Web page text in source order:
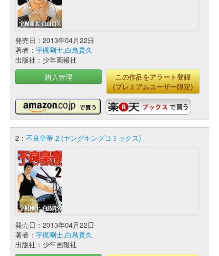
発売日：2013年04月22日
著者： 宇梶剛士,白鳥貴久
出版社：少年画報社
購入管理
この作品をアラート登録
(プレミアムユーザー限定)
2： 不良皇帝 2 (ヤングキングコミックス)
発売日：2013年04月22日
著者： 宇梶剛士,白鳥貴久
出版社：少年画報社